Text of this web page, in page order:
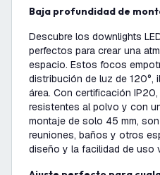
Baja profundidad de
Descubre los downlights
perfectos para crear una
espacio. Estos focos
distribución de luz de 120°,
área. Con certificación
resistentes al polvo y con
montaje de solo 45 mm,
reuniones, baños y otros
diseño y la facilidad de uso